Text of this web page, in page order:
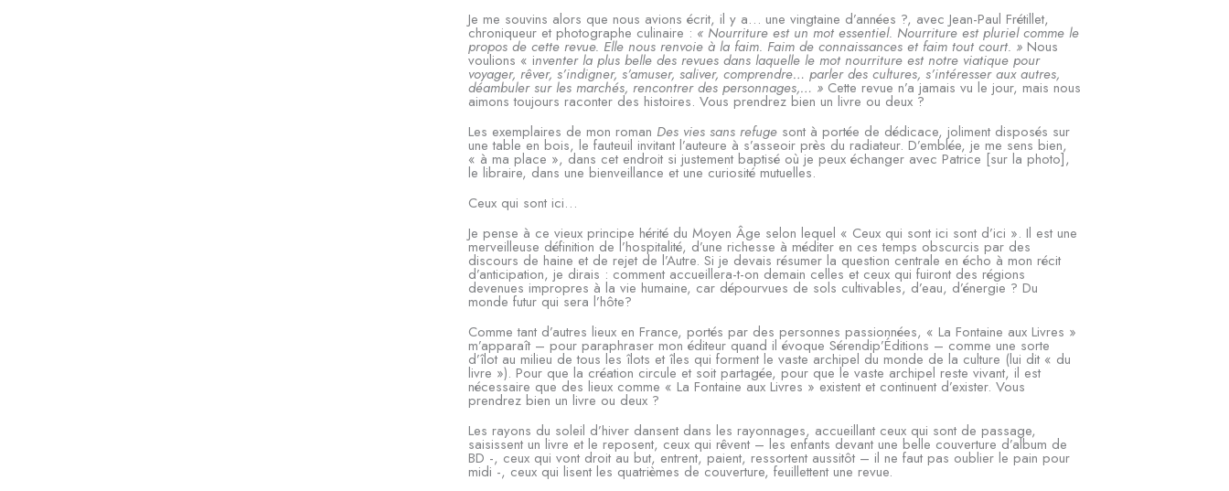
Je me souvins alors que nous avions écrit, il y a… une vingtaine d’années ?, avec Jean-Paul Frétillet,
chroniqueur et photographe culinaire : « Nourriture est un mot essentiel. Nourriture est pluriel comme le
propos de cette revue. Elle nous renvoie à la faim. Faim de connaissances et faim tout court. » Nous
voulions « inventer la plus belle des revues dans laquelle le mot nourriture est notre viatique pour
voyager, rêver, s’indigner, s’amuser, saliver, comprendre… parler des cultures, s’intéresser aux autres,
déambuler sur les marchés, rencontrer des personnages,… » Cette revue n’a jamais vu le jour, mais nous
aimons toujours raconter des histoires. Vous prendrez bien un livre ou deux ?
Les exemplaires de mon roman Des vies sans refuge sont à portée de dédicace, joliment disposés sur
une table en bois, le fauteuil invitant l’auteure à s’asseoir près du radiateur. D’emblée, je me sens bien,
« à ma place », dans cet endroit si justement baptisé où je peux échanger avec Patrice [sur la photo],
le libraire, dans une bienveillance et une curiosité mutuelles.
Ceux qui sont ici…
Je pense à ce vieux principe hérité du Moyen Âge selon lequel « Ceux qui sont ici sont d’ici ». Il est une
merveilleuse définition de l’hospitalité, d’une richesse à méditer en ces temps obscurcis par des
discours de haine et de rejet de l’Autre. Si je devais résumer la question centrale en écho à mon récit
d’anticipation, je dirais : comment accueillera-t-on demain celles et ceux qui fuiront des régions
devenues impropres à la vie humaine, car dépourvues de sols cultivables, d’eau, d’énergie ? Du
monde futur qui sera l’hôte?
Comme tant d’autres lieux en France, portés par des personnes passionnées, « La Fontaine aux Livres »
m’apparaît – pour paraphraser mon éditeur quand il évoque Sérendip’Éditions – comme une sorte
d’îlot au milieu de tous les îlots et îles qui forment le vaste archipel du monde de la culture (lui dit « du
livre »). Pour que la création circule et soit partagée, pour que le vaste archipel reste vivant, il est
nécessaire que des lieux comme « La Fontaine aux Livres » existent et continuent d’exister. Vous
prendrez bien un livre ou deux ?
Les rayons du soleil d’hiver dansent dans les rayonnages, accueillant ceux qui sont de passage,
saisissent un livre et le reposent, ceux qui rêvent – les enfants devant une belle couverture d’album de
BD -, ceux qui vont droit au but, entrent, paient, ressortent aussitôt – il ne faut pas oublier le pain pour
midi -, ceux qui lisent les quatrièmes de couverture, feuillettent une revue.